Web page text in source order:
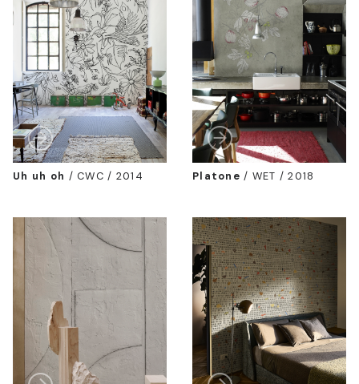
Uh uh oh /CWC / 2014 Platone / WET / 2018